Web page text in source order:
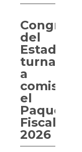
Congreso
del
Estado
turna
a
comisión
el
Paquete
Fiscal
2026